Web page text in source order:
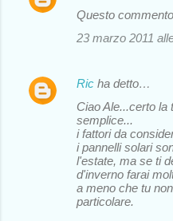
Questo
23 marzo 2011
Ric ha detto…
Ciao Ale...certo la
semplice...
i fattori da
i pannelli solari
l'estate, ma se ti
d'inverno farai
a meno che tu
particolare.